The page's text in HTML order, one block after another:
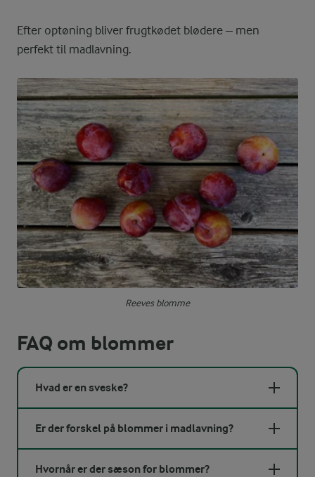
Efter optøning bliver frugtkødet blødere – men
perfekt til madlavning.
Reeves blomme
FAQ om blommer
Hvad er en sveske?
Er der forskel på blommer i madlavning?
Hvornår er der sæson for blommer?